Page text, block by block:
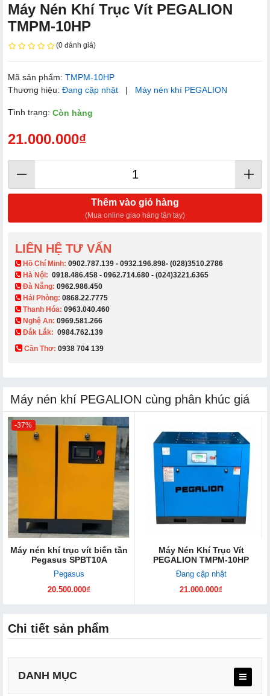
Máy Nén Khí Trục Vít PEGALION
TMPM-10HP
(0 đánh giá)
Mã sản phẩm: TMPM-10HP
Thương hiệu: Đang cập nhật | Máy nén khí PEGALION
Tình trạng: Còn hàng
21.000.000₫
Thêm vào giỏ hàng
(Mua online giao hàng tận tay)
LIÊN HỆ TƯ VẤN
​ Hồ Chí Minh: 0902.787.139 - 0932.196.898- (028)3510.2786
Hà Nội: 0918.486.458 - 0962.714.680 - (024)3221.6365
Đà Nẵng: 0962.986.450
Hải Phòng: 0868.22.7775
Thanh Hóa: 0963.040.460
Nghệ An: 0969.581.266
Đắk Lắk: 0984.762.139
Cần Thơ: 0938 704 139​
Máy nén khí PEGALION cùng phân khúc giá
-37%
Máy nén khí trục vít biến tần
Pegasus SPBT10A
Pegasus
20.500.000₫
Máy Nén Khí Trục Vít
PEGALION TMPM-10HP
Đang cập nhật
21.000.000₫
Chi tiết sản phẩm
DANH MỤC